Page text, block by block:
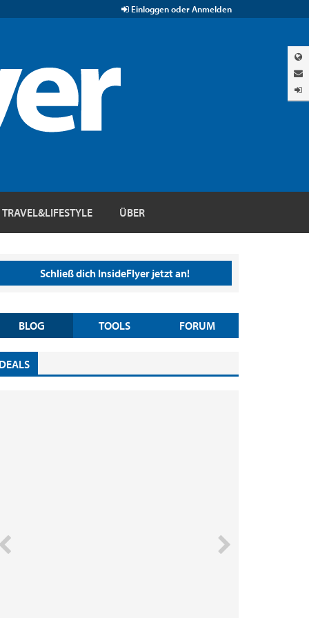
Einloggen oder Anmelden
TRAVEL&LIFESTYLE ÜBER
Schließ dich InsideFlyer jetzt an!
BLOG TOOLS FORUM
DEALS